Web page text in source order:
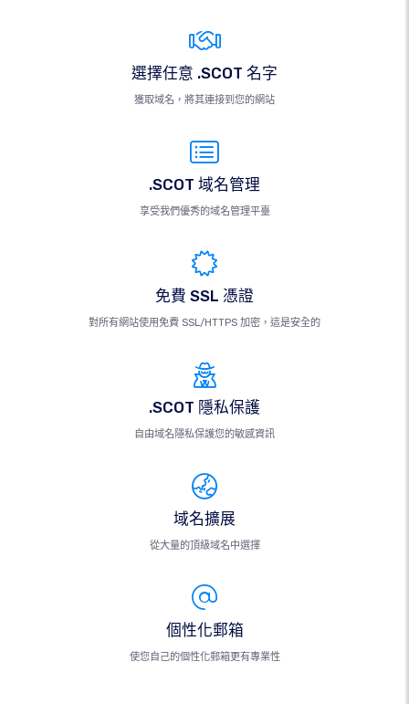
選擇任意 .SCOT 名字
獲取域名，將其連接到您的網站
.SCOT 域名管理
享受我們優秀的域名管理平臺
免費 SSL 憑證
對所有網站使用免費 SSL/HTTPS 加密，這是安全的
.SCOT 隱私保護
自由域名隱私保護您的敏感資訊
域名擴展
從大量的頂級域名中選擇
個性化郵箱
使您自己的個性化郵箱更有專業性